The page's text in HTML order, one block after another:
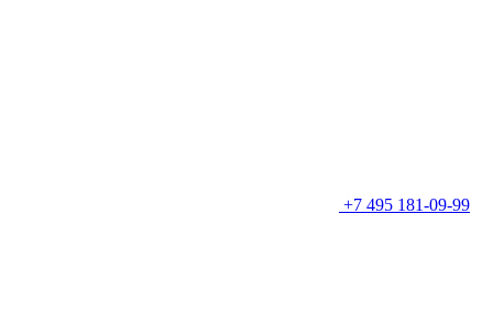
+7 495 181-09-99